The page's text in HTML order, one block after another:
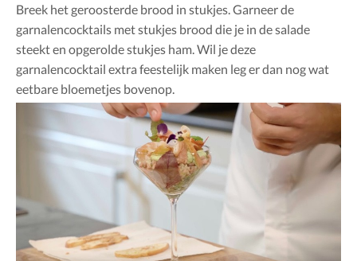
Breek het geroosterde brood in stukjes. Garneer de
garnalencocktails met stukjes brood die je in de salade
steekt en opgerolde stukjes ham. Wil je deze
garnalencocktail extra feestelijk maken leg er dan nog wat
eetbare bloemetjes bovenop.